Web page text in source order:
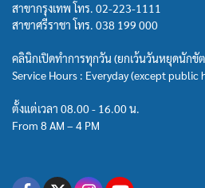
สาขากรุงเทพ โทร. 02-223-1111
สาขาศรีราชา โทร. 038 199 000
คลินิกเปิดทำการทุกวัน (ยกเว้นวันหยุดนักขั
Service Hours : Everyday (except public
ตั้งแต่เวลา 08.00 - 16.00 น.
From 8 AM – 4 PM